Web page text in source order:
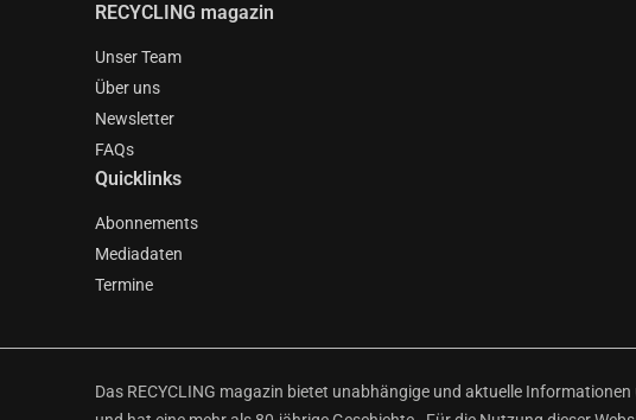
RECYCLING magazin
Unser Team
Über uns
Newsletter
FAQs
Quicklinks
Abonnements
Mediadaten
Termine
Das RECYCLING magazin bietet unabhängige und aktuelle